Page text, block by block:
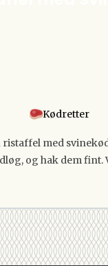
Kødretter
ristaffel med
og hak dem fint.